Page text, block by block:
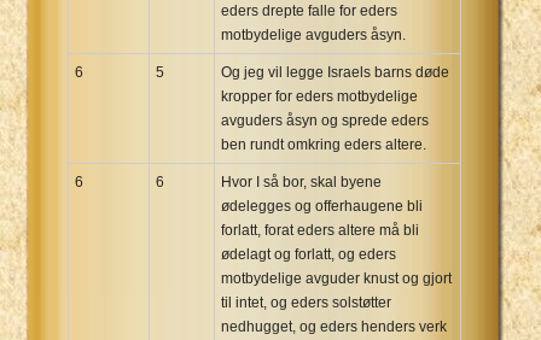
eders drepte falle for eders
motbydelige avguders åsyn.
6 5
Og jeg vil legge Israels barns døde
kropper for eders motbydelige
avguders åsyn og sprede eders
ben rundt omkring eders altere.
6 6
Hvor I så bor, skal byene
ødelegges og offerhaugene bli
forlatt, forat eders altere må bli
ødelagt og forlatt, og eders
motbydelige avguder knust og gjort
til intet, og eders solstøtter
nedhugget, og eders henders verk